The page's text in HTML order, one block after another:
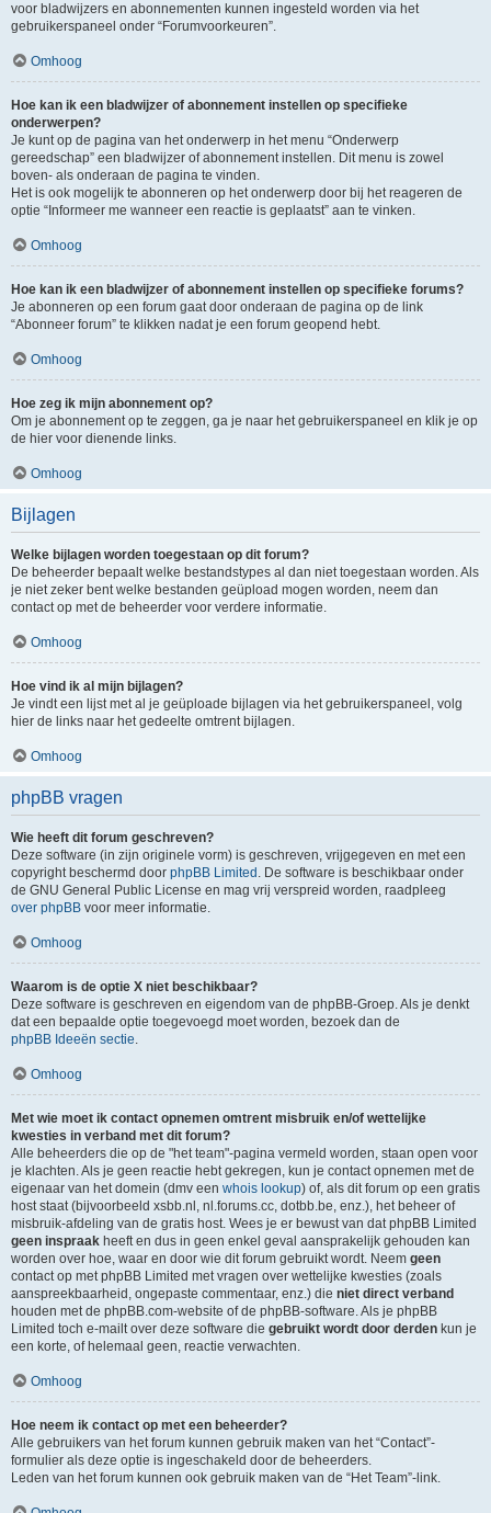
voor bladwijzers en abonnementen kunnen ingesteld worden via het
gebruikerspaneel onder “Forumvoorkeuren”.
Omhoog
Hoe kan ik een bladwijzer of abonnement instellen op specifieke
onderwerpen?
Je kunt op de pagina van het onderwerp in het menu “Onderwerp
gereedschap” een bladwijzer of abonnement instellen. Dit menu is zowel
boven- als onderaan de pagina te vinden.
Het is ook mogelijk te abonneren op het onderwerp door bij het reageren de
optie “Informeer me wanneer een reactie is geplaatst” aan te vinken.
Omhoog
Hoe kan ik een bladwijzer of abonnement instellen op specifieke forums?
Je abonneren op een forum gaat door onderaan de pagina op de link
“Abonneer forum” te klikken nadat je een forum geopend hebt.
Omhoog
Hoe zeg ik mijn abonnement op?
Om je abonnement op te zeggen, ga je naar het gebruikerspaneel en klik je op
de hier voor dienende links.
Omhoog
Bijlagen
Welke bijlagen worden toegestaan op dit forum?
De beheerder bepaalt welke bestandstypes al dan niet toegestaan worden. Als
je niet zeker bent welke bestanden geüpload mogen worden, neem dan
contact op met de beheerder voor verdere informatie.
Omhoog
Hoe vind ik al mijn bijlagen?
Je vindt een lijst met al je geüploade bijlagen via het gebruikerspaneel, volg
hier de links naar het gedeelte omtrent bijlagen.
Omhoog
phpBB vragen
Wie heeft dit forum geschreven?
Deze software (in zijn originele vorm) is geschreven, vrijgegeven en met een
copyright beschermd door phpBB Limited . De software is beschikbaar onder
de GNU General Public License en mag vrij verspreid worden, raadpleeg
over phpBB voor meer informatie.
Omhoog
Waarom is de optie X niet beschikbaar?
Deze software is geschreven en eigendom van de phpBB-Groep. Als je denkt
dat een bepaalde optie toegevoegd moet worden, bezoek dan de
phpBB Ideeën sectie.
Omhoog
Met wie moet ik contact opnemen omtrent misbruik en/of wettelijke
kwesties in verband met dit forum?
Alle beheerders die op de "het team"-pagina vermeld worden, staan open voor
je klachten. Als je geen reactie hebt gekregen, kun je contact opnemen met de
eigenaar van het domein (dmv een whois lookup) of, als dit forum op een gratis
host staat (bijvoorbeeld xsbb.nl, nl.forums.cc, dotbb.be, enz.), het beheer of
misbruik-afdeling van de gratis host. Wees je er bewust van dat phpBB Limited
geen inspraak heeft en dus in geen enkel geval aansprakelijk gehouden kan
worden over hoe, waar en door wie dit forum gebruikt wordt. Neem geen
contact op met phpBB Limited met vragen over wettelijke kwesties (zoals
aanspreekbaarheid, ongepaste commentaar, enz.) die niet direct verband
houden met de phpBB.com-website of de phpBB-software. Als je phpBB
Limited toch e-mailt over deze software die gebruikt wordt door derden kun je
een korte, of helemaal geen, reactie verwachten.
Omhoog
Hoe neem ik contact op met een beheerder?
Alle gebruikers van het forum kunnen gebruik maken van het “Contact”-
formulier als deze optie is ingeschakeld door de beheerders.
Leden van het forum kunnen ook gebruik maken van de “Het Team”-link.